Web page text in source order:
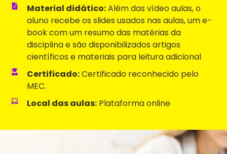
Material didático:Além das vídeo aulas, o
aluno recebe os slides usados nas aulas, um e-
book com um resumo das matérias da
disciplina e são disponibilizados artigos
científicos e materiais para leitura adicional
Certificado:Certificado reconhecido pelo
MEC.
Local das aulas:Plataforma online